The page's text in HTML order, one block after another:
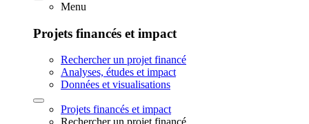
Menu
Projets financés et impact
Rechercher un projet financé
Analyses, études et impact
Données et visualisations
Projets financés et impact